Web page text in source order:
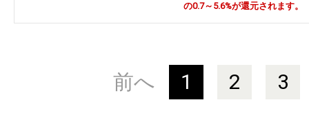
の0.7～5.6%が還元されます。
前へ 1 2 3